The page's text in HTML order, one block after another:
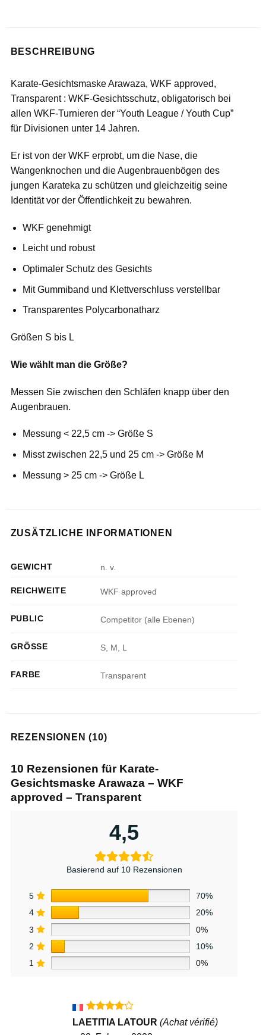
BESCHREIBUNG
Karate-Gesichtsmaske Arawaza, WKF approved,
Transparent : WKF-Gesichtsschutz, obligatorisch bei
allen WKF-Turnieren der “Youth League / Youth Cup”
für Divisionen unter 14 Jahren.
Er ist von der WKF erprobt, um die Nase, die
Wangenknochen und die Augenbrauenbögen des
jungen Karateka zu schützen und gleichzeitig seine
Identität vor der Öffentlichkeit zu bewahren.
WKF genehmigt
Leicht und robust
Optimaler Schutz des Gesichts
Mit Gummiband und Klettverschluss verstellbar
Transparentes Polycarbonatharz
Größen S bis L
Wie wählt man die Größe?
Messen Sie zwischen den Schläfen knapp über den
Augenbrauen.
Messung < 22,5 cm -> Größe S
Misst zwischen 22,5 und 25 cm -> Größe M
Messung > 25 cm -> Größe L
ZUSÄTZLICHE INFORMATIONEN
GEWICHT n. v.
REICHWEITE WKF approved
PUBLIC Competitor (alle Ebenen)
GRÖSSE S, M, L
FARBE Transparent
REZENSIONEN (10)
10 Rezensionen für Karate-
Gesichtsmaske Arawaza – WKF
approved – Transparent
4,5
Basierend auf 10 Rezensionen
5
70%
4
20%
3
0%
2
10%
1
0%
Bewertet
LAETITIA LATOUR(Achat vérifié)